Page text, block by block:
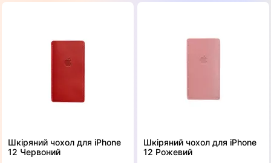
Шкіряний чохол для iPhone
12 Червоний
Шкіряний чохол для iPhone
12 Рожевий